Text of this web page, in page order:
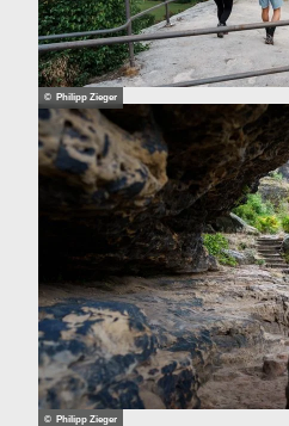
© Philipp Zieger
© Philipp Zieger